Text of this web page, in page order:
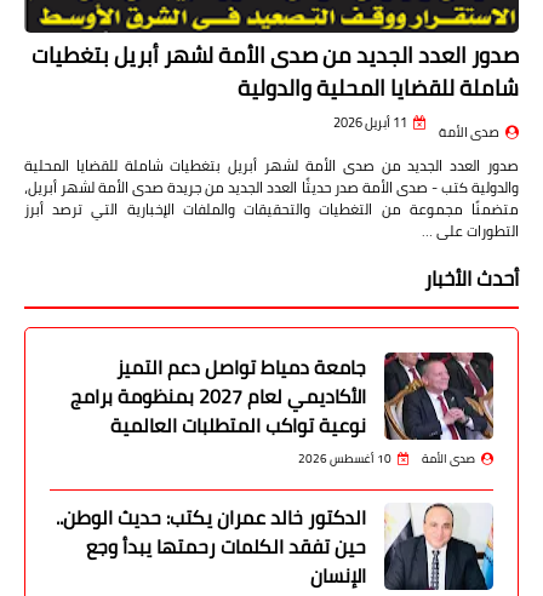
صدور العدد الجديد من صدى الأمة لشهر أبريل بتغطيات
شاملة للقضايا المحلية والدولية
صدى الأمة 11 أبريل 2026
صدور العدد الجديد من صدى الأمة لشهر أبريل بتغطيات شاملة للقضايا المحلية
والدولية كتب - صدى الأمة صدر حديثًا العدد الجديد من جريدة صدى الأمة لشهر أبريل،
متضمنًا مجموعة من التغطيات والتحقيقات والملفات الإخبارية التي ترصد أبرز
التطورات على …
أحدث الأخبار
جامعة دمياط تواصل دعم التميز
الأكاديمي لعام 2027 بمنظومة برامج
نوعية تواكب المتطلبات العالمية
صدى الأمة 10 أغسطس 2026
الدكتور خالد عمران يكتب: حديث الوطن..
حين تفقد الكلمات رحمتها يبدأ وجع
الإنسان